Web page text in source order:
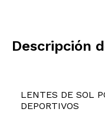
Descripción
LENTES DE SOL
DEPORTIVOS